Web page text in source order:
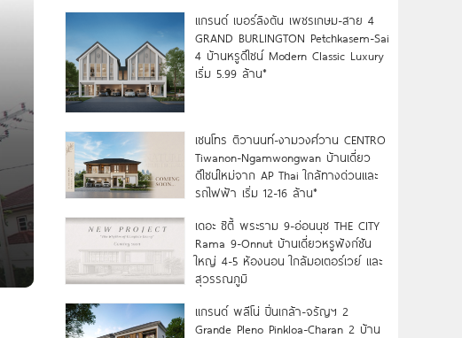
แกรนด์ เบอร์ลิงตัน เพชรเกษม-สาย 4
GRAND BURLINGTON Petchkasem-Sai
4 บ้านหรูดีไซน์ Modern Classic Luxury
เริ่ม 5.99 ล้าน*
เซนโทร ติวานนท์-งามวงศ์วาน CENTRO
Tiwanon-Ngamwongwan บ้านเดี่ยว
ดีไซน์ใหม่จาก AP Thai ใกล้ทางด่วนและ
รถไฟฟ้า เริ่ม 12-16 ล้าน*
เดอะ ซิตี้ พระราม 9-อ่อนนุช THE CITY
Rama 9-Onnut บ้านเดี่ยวหรูฟังก์ชัน
ใหญ่ 4-5 ห้องนอน ใกล้มอเตอร์เวย์ และ
สุวรรณภูมิ
แกรนด์ พลีโน่ ปิ่นเกล้า-จรัญฯ 2
Grande Pleno Pinkloa-Charan 2 บ้าน